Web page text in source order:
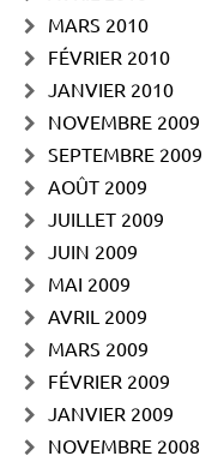
MARS 2010
FÉVRIER 2010
JANVIER 2010
NOVEMBRE 2009
SEPTEMBRE 2009
AOÛT 2009
JUILLET 2009
JUIN 2009
MAI 2009
AVRIL 2009
MARS 2009
FÉVRIER 2009
JANVIER 2009
NOVEMBRE 2008